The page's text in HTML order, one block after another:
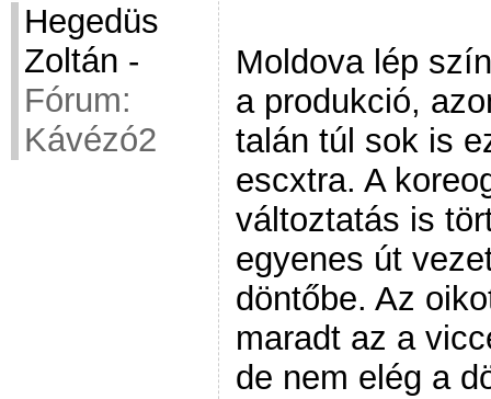
Hegedüs
Zoltán -
Fórum:
Kávézó2
Moldova lép
a produkció,
talán túl sok is
escxtra. A
változtatás is
egyenes út
döntőbe. Az
maradt az a
de nem elég a